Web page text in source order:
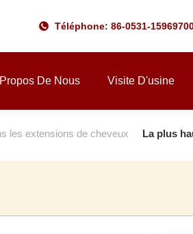
Téléphone: 86-0531-
De Nous Visite D'usine
les extensions de cheveux La plus